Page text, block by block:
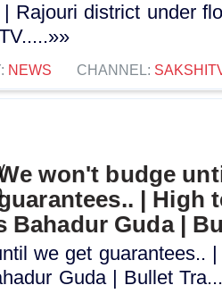
district under
NEWS CHANNEL:
won't budge
| High
Bahadur Guda |
we get guarantees..
Guda | Bullet